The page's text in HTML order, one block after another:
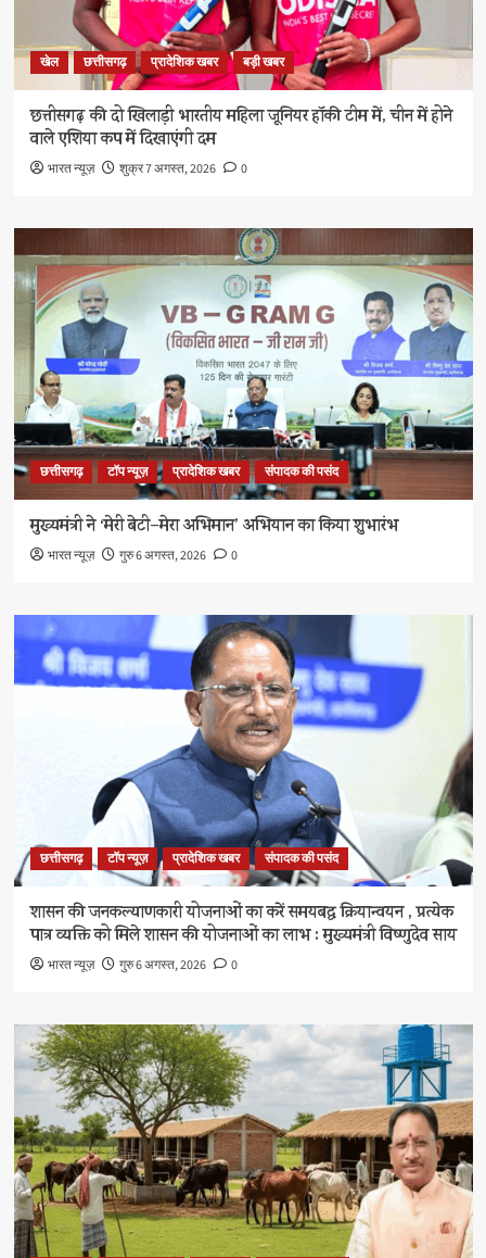
खेल छत्तीसगढ़ प्रादेशिक खबर बड़ी खबर
छत्तीसगढ़ की दो खिलाड़ी भारतीय महिला जूनियर हॉकी टीम में, चीन में होने
वाले एशिया कप में दिखाएंगी दम
भारत न्यूज़ शुक्र 7 अगस्त, 2026 0
छत्तीसगढ़ टॉप न्यूज़ प्रादेशिक खबर संपादक की पसंद
मुख्यमंत्री ने ‘मेरी बेटी–मेरा अभिमान’ अभियान का किया शुभारंभ
भारत न्यूज़ गुरु 6 अगस्त, 2026 0
छत्तीसगढ़ टॉप न्यूज़ प्रादेशिक खबर संपादक की पसंद
शासन की जनकल्याणकारी योजनाओं का करें समयबद्ध क्रियान्वयन , प्रत्येक
पात्र व्यक्ति को मिले शासन की योजनाओं का लाभ : मुख्यमंत्री विष्णुदेव साय
भारत न्यूज़ गुरु 6 अगस्त, 2026 0